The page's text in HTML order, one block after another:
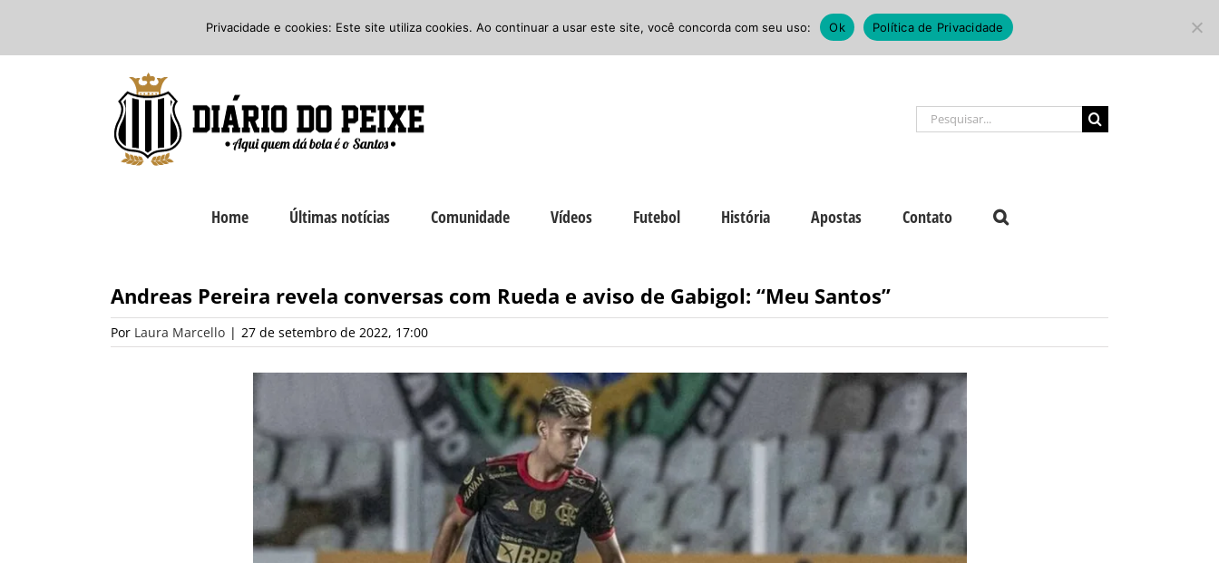
o
Facebook
Instagram
Buscar
resultados
Home Últimas notícias Comunidade Vídeos Futebol História Apostas Contato
Andreas Pereira revela conversas com Rueda e aviso de Gabigol: “Meu Santos”
Por Laura Marcello | 27 de setembro de 2022, 17:00
Privacidade e cookies: Este site utiliza cookies. Ao continuar a usar este site, você concorda com seu uso: Ok Política de Privacidade